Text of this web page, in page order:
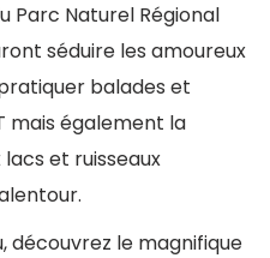
Parc Naturel Régional
séduire les amoureux
balades et
mais également la
et ruisseaux
découvrez le magnifique